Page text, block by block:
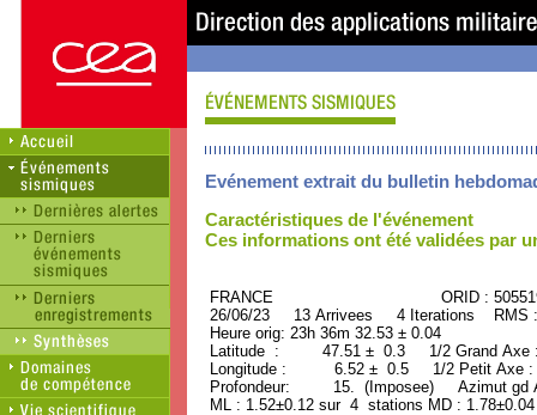
Evénement extrait du bulletin
Caractéristiques de l'événement
Ces informations ont été validées par
FRANCE ORID :
26/06/23 13 Arrivees 4 Iterations RMS
Heure orig: 23h 36m 32.53 ± 0.04
Latitude : 47.51 ± 0.3 1/2 Grand
Longitude : 6.52 ± 0.5 1/2 Petit Axe
Profondeur: 15. (Imposee) Azimut gd
ML : 1.52±0.12 sur 4 stations MD :